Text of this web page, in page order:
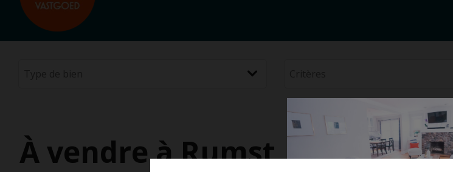
À vendre à Rumst